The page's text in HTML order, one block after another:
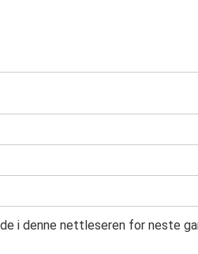
i denne nettleseren for neste